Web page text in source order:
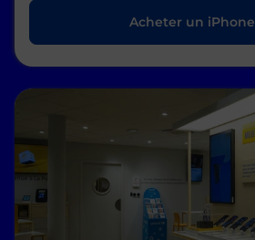
Acheter un iPhone